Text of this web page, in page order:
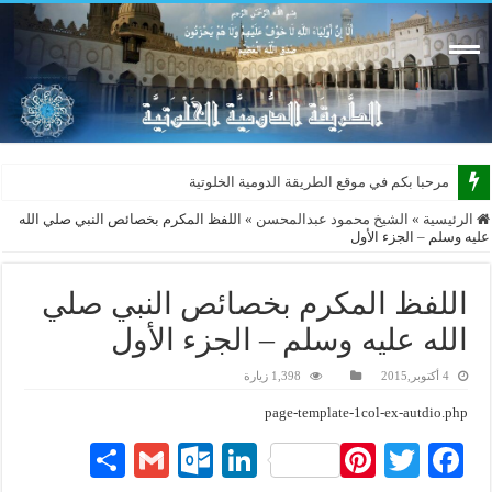
مرحبا بكم في موقع الطريقة الدومية الخلوتية بشكله ا
الرئيسية » الشيخ محمود عبدالمحسن » اللفظ المكرم بخصائص النبي صلي الله
عليه وسلم – الجزء الأول
اللفظ المكرم بخصائص النبي صلي
الله عليه وسلم – الجزء الأول
4 أكتوبر,2015 1,398 زيارة
page-template-1col-ex-autdio.php
Fa
T
Li
O
G